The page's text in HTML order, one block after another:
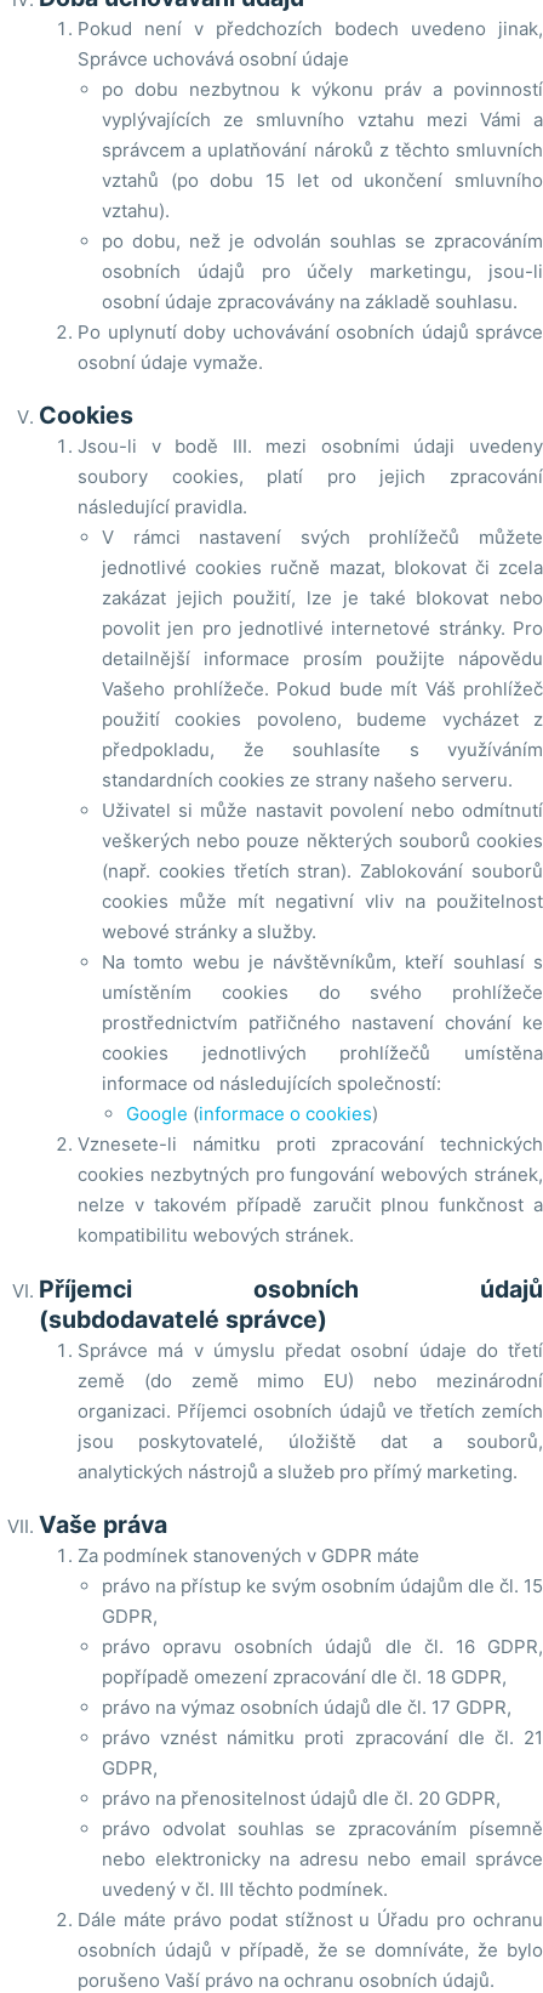
Pokud není v předchozích bodech uvedeno jinak,
Správce uchovává osobní údaje
po dobu nezbytnou k výkonu práv a povinností
vyplývajících ze smluvního vztahu mezi Vámi a
správcem a uplatňování nároků z těchto smluvních
vztahů (po dobu 15 let od ukončení smluvního
vztahu).
po dobu, než je odvolán souhlas se zpracováním
osobních údajů pro účely marketingu, jsou-li
osobní údaje zpracovávány na základě souhlasu.
Po uplynutí doby uchovávání osobních údajů správce
osobní údaje vymaže.
Cookies
Jsou-li v bodě III. mezi osobními údaji uvedeny
soubory cookies, platí pro jejich zpracování
následující pravidla.
V rámci nastavení svých prohlížečů můžete
jednotlivé cookies ručně mazat, blokovat či zcela
zakázat jejich použití, lze je také blokovat nebo
povolit jen pro jednotlivé internetové stránky. Pro
detailnější informace prosím použijte nápovědu
Vašeho prohlížeče. Pokud bude mít Váš prohlížeč
použití cookies povoleno, budeme vycházet z
předpokladu, že souhlasíte s využíváním
standardních cookies ze strany našeho serveru.
Uživatel si může nastavit povolení nebo odmítnutí
veškerých nebo pouze některých souborů cookies
(např. cookies třetích stran). Zablokování souborů
cookies může mít negativní vliv na použitelnost
webové stránky a služby.
Na tomto webu je návštěvníkům, kteří souhlasí s
umístěním cookies do svého prohlížeče
prostřednictvím patřičného nastavení chování ke
cookies jednotlivých prohlížečů umístěna
informace od následujících společností:
Google (informace o cookies)
Vznesete-li námitku proti zpracování technických
cookies nezbytných pro fungování webových stránek,
nelze v takovém případě zaručit plnou funkčnost a
kompatibilitu webových stránek.
Příjemci osobních údajů
(subdodavatelé správce)
Správce má v úmyslu předat osobní údaje do třetí
země (do země mimo EU) nebo mezinárodní
organizaci. Příjemci osobních údajů ve třetích zemích
jsou poskytovatelé, úložiště dat a souborů,
analytických nástrojů a služeb pro přímý marketing.
Vaše práva
Za podmínek stanovených v GDPR máte
právo na přístup ke svým osobním údajům dle čl. 15
GDPR,
právo opravu osobních údajů dle čl. 16 GDPR,
popřípadě omezení zpracování dle čl. 18 GDPR,
právo na výmaz osobních údajů dle čl. 17 GDPR,
právo vznést námitku proti zpracování dle čl. 21
GDPR,
právo na přenositelnost údajů dle čl. 20 GDPR,
právo odvolat souhlas se zpracováním písemně
nebo elektronicky na adresu nebo email správce
uvedený v čl. III těchto podmínek.
Dále máte právo podat stížnost u Úřadu pro ochranu
osobních údajů v případě, že se domníváte, že bylo
porušeno Vaší právo na ochranu osobních údajů.